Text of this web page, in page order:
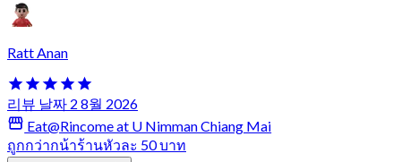
Ratt Anan
리뷰 날짜 2 8월 2026
Eat@Rincome at U Nimman Chiang Mai
ถูกกว่ากน้าร้านหัวละ 50 บาท